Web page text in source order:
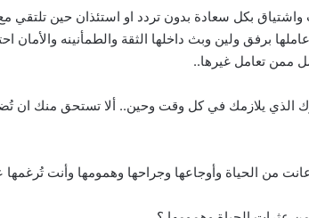
بكل سعادة بدون تردد او استئذان حين تلتقي
برفق ولين وبث داخلها الثقة والطمأنينه والأمان
ممن تعامل غيرها..
يلازمك في كل وقت وحين.. ألا تستحق منك ان
من الحياة وأوجاعها وجراحها وهمومها وأنت